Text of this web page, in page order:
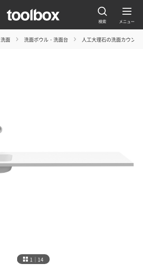
洗面 洗面ボウル・洗面台 人工大理石の洗面カウンタ
1｜14